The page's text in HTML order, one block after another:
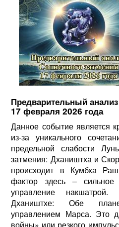
Предварительный
17 февраля 2026 года
Данное событие является
из-за уникального
предельной слабости
затмения: Дхаништха и
происходит в Кумбха
фактор здесь –
управление
Дхаништхе: Обе
управлением Марса. Это